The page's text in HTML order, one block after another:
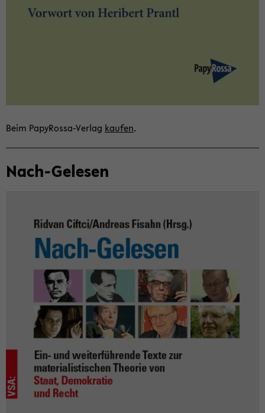
Beim PapyRossa-​Verlag kau­fen.
Nach-​Gelesen